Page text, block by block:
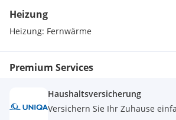
- Besichtigung jederzeit nach
Miete & Konditionen
uns auf Ihre Anfrage!
Heizung
Heizung: Fernwärme
Premium Services
Haushaltsversicherung
Versichern Sie Ihr Zuhause